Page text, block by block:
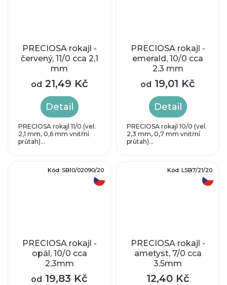
PRECIOSA rokajl -
červený, 11/0 cca 2,1
mm
od 21,49 Kč
Detail
PRECIOSA rokajl 11/0 (vel.
2,1 mm, 0,6 mm vnitřní
průtah)...
PRECIOSA rokajl -
emerald, 10/0 cca
2,3 mm
od 19,01 Kč
Detail
PRECIOSA rokajl 10/0 (vel.
2,3 mm, 0,7 mm vnitřní
průtah)...
PRECIOSA rokajl -
opál, 10/0 cca
2,3mm
od 19,83 Kč
Kód: SB10/02090/20
PRECIOSA rokajl -
ametyst, 7/0 cca
3,5mm
12,40 Kč
Kód: LSB7/21/20